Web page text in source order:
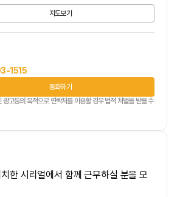
지도보기
1515
통화하기
광고등의 목적으로 연락처를 이용할 경우 법적 처벌을 받을 수
한 시리얼에서 함께 근무하실 분을 모